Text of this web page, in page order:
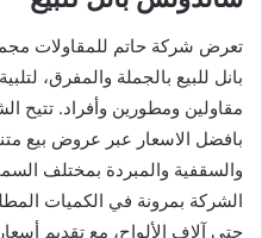
تعرض شركة حاتم للمقاولات
بانل للبيع بالجملة والمفرق،
مقاولين ومطورين وأفراد. تتيح
بافضل الاسعار عبر عروض بيع
والسقفية والمبردة بمختلف
الشركة بمرونة في الكميات
حتى آلاف الألواح، مع تقديم